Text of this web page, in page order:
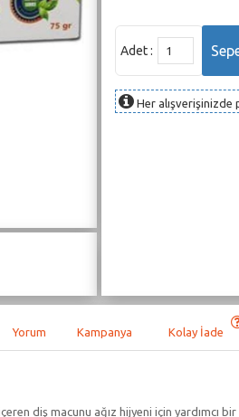
Adet :
Her alışverişinizde
Yorum Kampanya Kolay İade
diş macunu ağız hijyeni için